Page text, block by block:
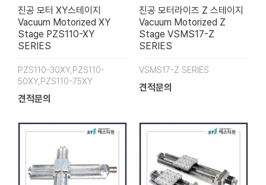
진공 모터 XY스테이지
Vacuum Motorized XY
Stage PZS110-XY
SERIES
PZS110-30XY,PZS110-
50XY,PZS110-75XY
견적문의
진공 모터라이즈 Z 스테이지
Vacuum Motorized Z
Stage VSMS17-Z
SERIES
VSMS17-Z SERIES
견적문의